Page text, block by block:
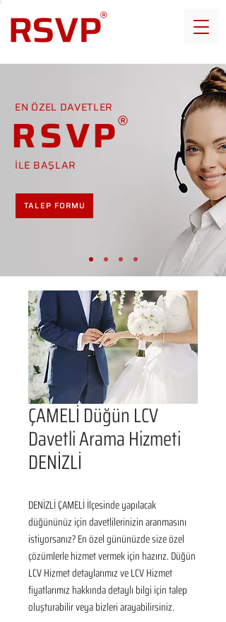
EN ÖZEL DAVETLER
RSVP
İLE BAŞLAR
TALEP FORMU
ÇAMELİ Düğün LCV
Davetli Arama Hizmeti
DENİZLİ
DENİZLİ ÇAMELİ İlçesinde yapılacak
düğününüz için davetlilerinizin aranmasını
istiyorsanız? En özel gününüzde size özel
çözümlerle hizmet vermek için hazırız. Düğün
LCV Hizmet detaylarımız ve LCV Hizmet
fiyatlarımız hakkında detaylı bilgi için talep
oluşturabilir veya bizleri arayabilirsiniz.